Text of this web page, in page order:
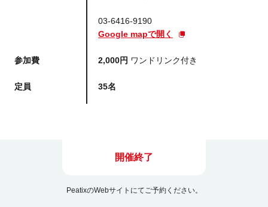
03-6416-9190
Google mapで開く
参加費 2,000円 ワンドリンク付き
定員 35名
開催終了
PeatixのWebサイトにてご予約ください。